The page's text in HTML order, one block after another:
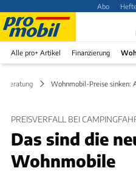
Abo
Alle pro+ Artikel Finanzierung
Wohnmobil-Preise sinken:
PREISVERFALL BEI
Das sind die
Wohnmobile